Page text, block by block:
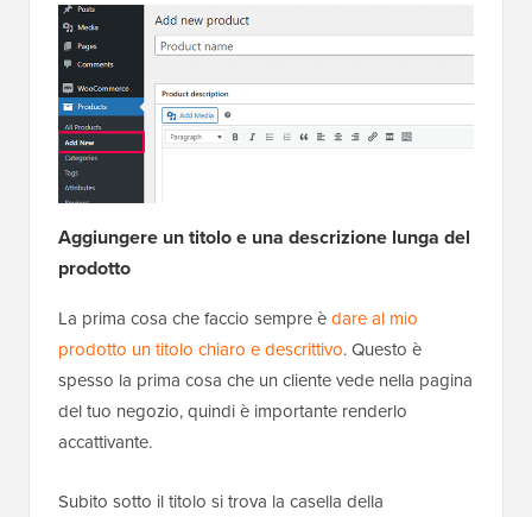
Aggiungere un titolo e una descrizione lunga del
prodotto
La prima cosa che faccio sempre èdare al mio
prodotto un titolo chiaro e descrittivo. Questo è
spesso la prima cosa che un cliente vede nella pagina
del tuo negozio, quindi è importante renderlo
accattivante.
Subito sotto il titolo si trova la casella della